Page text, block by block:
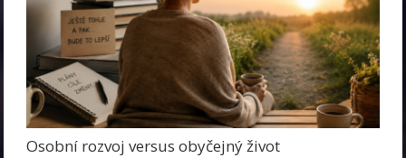
Osobní rozvoj versus obyčejný život